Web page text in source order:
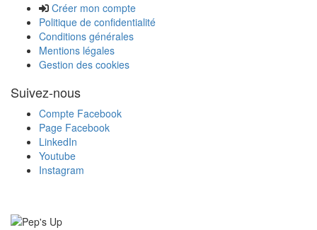
Créer mon compte
Politique de confidentialité
Conditions générales
Mentions légales
Gestion des cookies
Suivez-nous
Compte Facebook
Page Facebook
LinkedIn
Youtube
Instagram